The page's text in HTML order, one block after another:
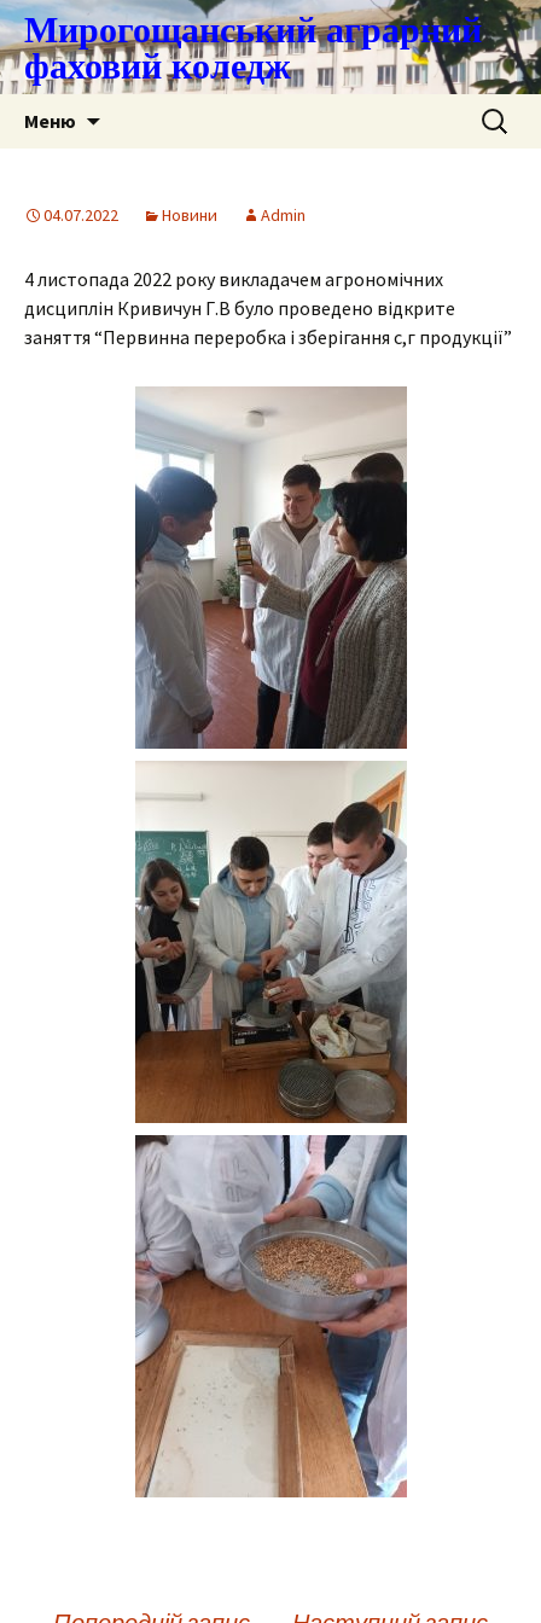
Мирогощанський аграрний
фаховий коледж
Меню Пошук:
04.07.2022 Новини Admin
4 листопада 2022 року викладачем агрономічних
дисциплін Кривичун Г.В було проведено відкрите
заняття “Первинна переробка і зберігання с,г продукції”